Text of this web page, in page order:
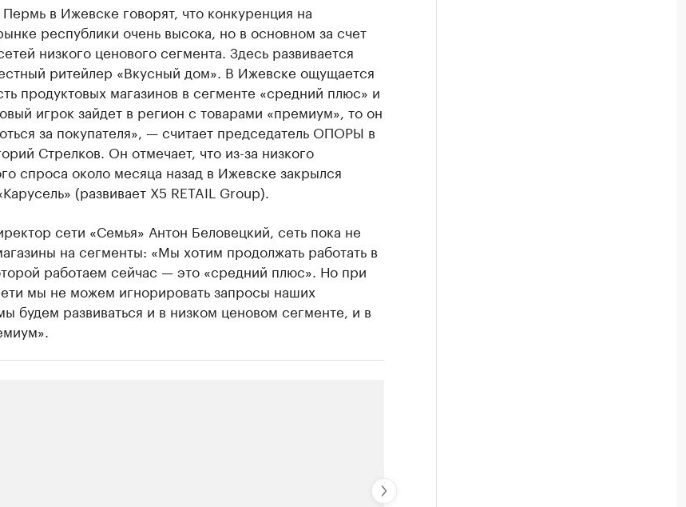
в Ижевске говорят, что конкуренция на
республики очень высока, но в основном за счет
низкого ценового сегмента. Здесь развивается
ритейлер «Вкусный дом». В Ижевске ощущается
продуктовых магазинов в сегменте «средний плюс» и
игрок зайдет в регион с товарами «премиум», то он
за покупателя», — считает председатель ОПОРЫ в
Стрелков. Он отмечает, что из-за низкого
спроса около месяца назад в Ижевске закрылся
(развивает X5 RETAIL Group).
сети «Семья» Антон Беловецкий, сеть пока не
на сегменты: «Мы хотим продолжать работать в
работаем сейчас — это «средний плюс». Но при
мы не можем игнорировать запросы наших
будем развиваться и в низком ценовом сегменте, и в